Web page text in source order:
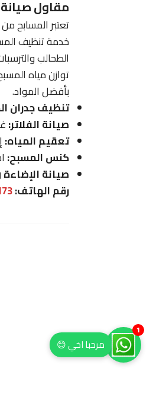
مقاول
تعتبر المسابح
خدمة تنظيف
الطحالب
بأفضل المواد.
تنظيف جدران
صيانة الفلاتر:
تعقيم المياه:
كنس المسبح:
صيانة
رقم الهاتف: